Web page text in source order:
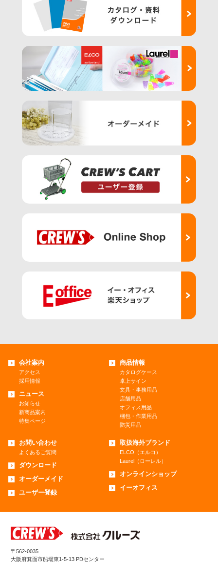
会社案内
アクセス
採用情報
ニュース
お知らせ
新商品案内
特集ページ
商品情報
カタログケース
卓上サイン
文具・事務用品
店舗用品
オフィス用品
梱包・作業用品
防災用品
お問い合わせ
よくあるご質問
ダウンロード
オーダーメイド
ユーザー登録
取扱海外ブランド
ELCO（エルコ）
Laurel（ローレル）
オンラインショップ
イーオフィス
〒562-0035
大阪府箕面市船場東1-5-13 PDセンター